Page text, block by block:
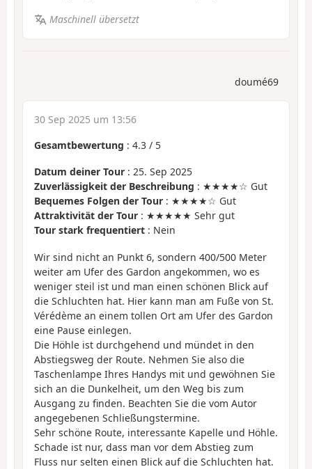
Maschinell übersetzt
doumé69
30 Sep 2025 um 13:56
Gesamtbewertung : 4.3 / 5
Datum deiner Tour : 25. Sep 2025
Zuverlässigkeit der Beschreibung : ★★★★☆ Gut
Bequemes Folgen der Tour : ★★★★☆ Gut
Attraktivität der Tour : ★★★★★ Sehr gut
Tour stark frequentiert : Nein
Wir sind nicht an Punkt 6, sondern 400/500 Meter
weiter am Ufer des Gardon angekommen, wo es
weniger steil ist und man einen schönen Blick auf
die Schluchten hat. Hier kann man am Fuße von St.
Vérédème an einem tollen Ort am Ufer des Gardon
eine Pause einlegen.
Die Höhle ist durchgehend und mündet in den
Abstiegsweg der Route. Nehmen Sie also die
Taschenlampe Ihres Handys mit und gewöhnen Sie
sich an die Dunkelheit, um den Weg bis zum
Ausgang zu finden. Beachten Sie die vom Autor
angegebenen Schließungstermine.
Sehr schöne Route, interessante Kapelle und Höhle.
Schade ist nur, dass man vor dem Abstieg zum
Fluss nur selten einen Blick auf die Schluchten hat.